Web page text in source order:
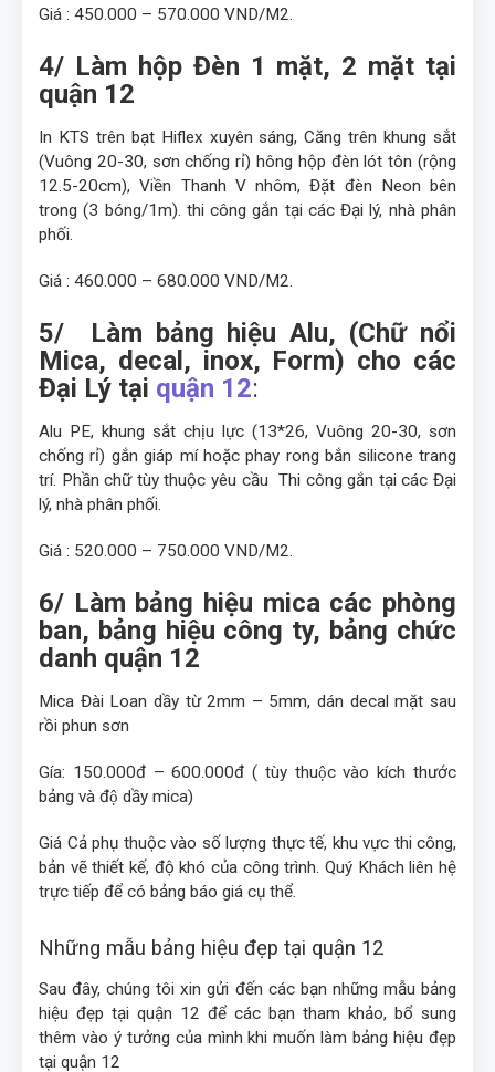
Giá : 450.000 – 570.000 VND/M2.
4/ Làm hộp Đèn 1 mặt, 2 mặt tại
quận 12
In KTS trên bạt Hiflex xuyên sáng, Căng trên khung sắt
(Vuông 20-30, sơn chống rỉ) hông hộp đèn lót tôn (rộng
12.5-20cm), Viền Thanh V nhôm, Đặt đèn Neon bên
trong (3 bóng/1m). thi công gắn tại các Đại lý, nhà phân
phối.
Giá : 460.000 – 680.000 VND/M2.
5/ Làm bảng hiệu Alu, (Chữ nổi
Mica, decal, inox, Form) cho các
Đại Lý tại quận 12:
Alu PE, khung sắt chịu lực (13*26, Vuông 20-30, sơn
chống rỉ) gắn giáp mí hoặc phay rong bắn silicone trang
trí. Phần chữ tùy thuộc yêu cầu Thi công gắn tại các Đại
lý, nhà phân phối.
Giá : 520.000 – 750.000 VND/M2.
6/ Làm bảng hiệu mica các phòng
ban, bảng hiệu công ty, bảng chức
danh quận 12
Mica Đài Loan dầy từ 2mm – 5mm, dán decal mặt sau
rồi phun sơn
Gía: 150.000đ – 600.000đ ( tùy thuộc vào kích thước
bảng và độ dầy mica)
Giá Cả phụ thuộc vào số lượng thực tế, khu vực thi công,
bản vẽ thiết kế, độ khó của công trình. Quý Khách liên hệ
trực tiếp để có bảng báo giá cụ thể.
Những mẫu bảng hiệu đẹp tại quận 12
Sau đây, chúng tôi xin gửi đến các bạn những mẫu bảng
hiệu đẹp tại quận 12 để các bạn tham khảo, bổ sung
thêm vào ý tưởng của mình khi muốn làm bảng hiệu đẹp
tại quận 12